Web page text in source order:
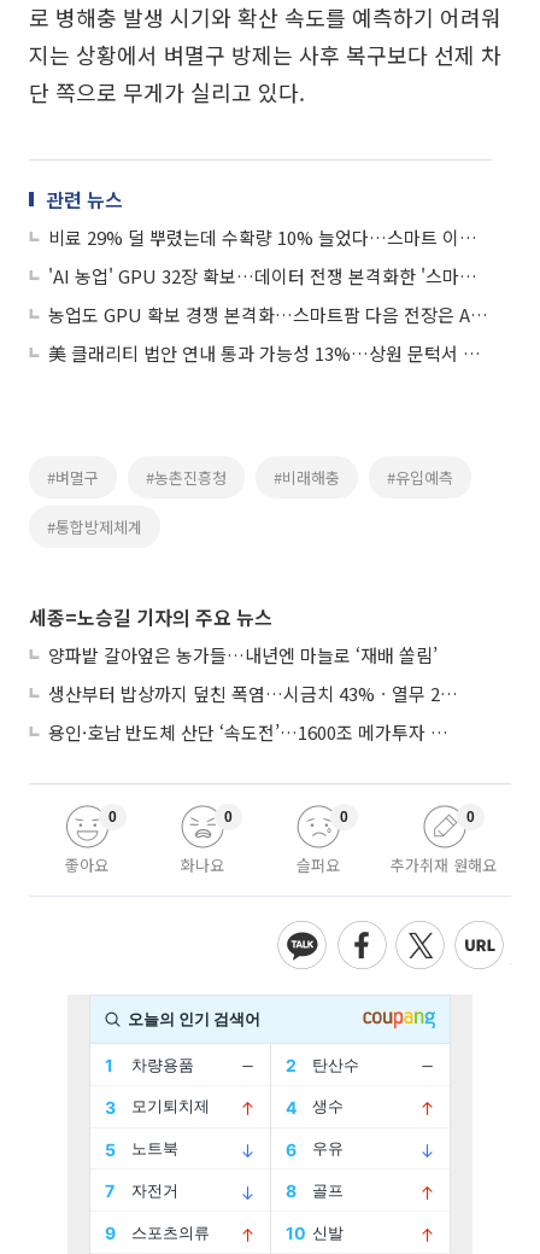
로 병해충 발생 시기와 확산 속도를 예측하기 어려워
지는 상황에서 벼멸구 방제는 사후 복구보다 선제 차
단 쪽으로 무게가 실리고 있다.
관련 뉴스
비료 29% 덜 뿌렸는데 수확량 10% 늘었다…스마트 이앙기가 바꾸는 논농사
'AI 농업' GPU 32장 확보…데이터 전쟁 본격화한 '스마트 농업'
농업도 GPU 확보 경쟁 본격화…스마트팜 다음 전장은 AI 인프라
美 클래리티 법안 연내 통과 가능성 13%…상원 문턱서 제동
#벼멸구 #농촌진흥청 #비래해충 #유입예측
#통합방제체계
세종=노승길 기자의 주요 뉴스
양파밭 갈아엎은 농가들…내년엔 마늘로 ‘재배 쏠림’
생산부터 밥상까지 덮친 폭염…시금치 43%ㆍ열무 28% 급등
용인·호남 반도체 산단 ‘속도전’…1600조 메가투자 이행 총력
좋아요
0
화나요
0
슬퍼요
0
추가취재 원해요
0